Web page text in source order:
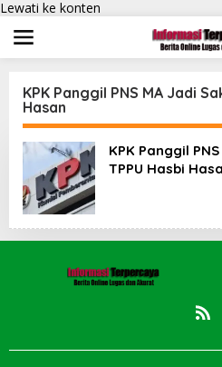
Lewati ke konten
KPK Panggil PNS MA Jadi
Hasan
KPK Panggil
TPPU Hasbi